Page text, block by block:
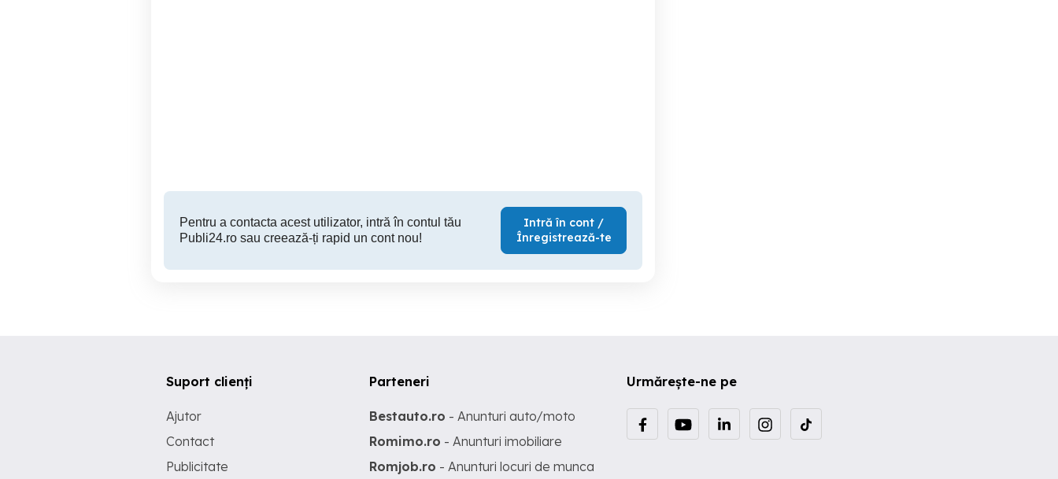
Pentru a contacta acest utilizator, intră în contul tău
Publi24.ro sau creează-ți rapid un cont nou!
Intră în cont /
Înregistrează-te
Urmărește-ne pe
Suport clienți
Ajutor
Contact
Publicitate
Parteneri
Bestauto.ro - Anunturi auto/moto
Romimo.ro - Anunturi imobiliare
Romjob.ro - Anunturi locuri de munca